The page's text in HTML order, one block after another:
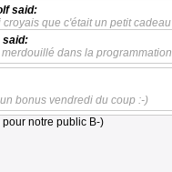
said:
croyais que c'était un petit
said:
dans la
bonus vendredi du coup :-)
pour notre public B-)